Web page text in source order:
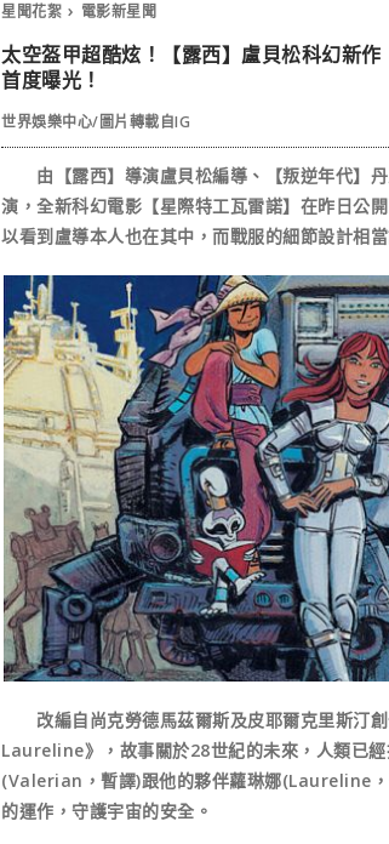
星聞花絮 電影新星聞
太空盔甲超酷炫！【露西】盧貝松科幻新
首度曝光！
世界娛樂中心/圖片轉載自IG
由【露西】導演盧貝松編導、【叛逆年代】丹
演，全新科幻電影【星際特工瓦雷諾】在昨日公
以看到盧導本人也在其中，而戰服的細節設計相
改編自尚克勞德馬茲爾斯及皮耶爾克里斯汀
Laureline》，故事關於28世紀的未來，人類已
(Valerian，暫譯)跟他的夥伴蘿琳娜(Laureline
的運作，守護宇宙的安全。